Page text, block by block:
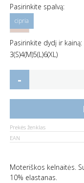
Pasirinkite spalvą:
Pasirinkite dydį ir kainą:
3(S)4(M)5(L)6(XL)
-
Prekės ženklas
EAN
Moteriškos kelnaitės.
10% elastanas.